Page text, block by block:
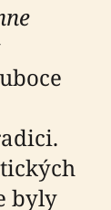
byly